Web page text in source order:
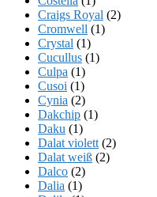
Craigs Royal (2)
Cromwell (1)
Crystal (1)
Cucullus (1)
Culpa (1)
Cusoi (1)
Cynia (2)
Dakchip (1)
Daku (1)
Dalat violett (2)
Dalat weiß (2)
Dalco (2)
Dalia (1)